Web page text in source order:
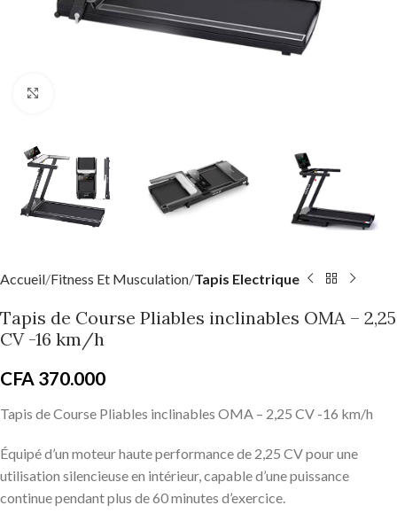
Accueil Fitness Et Musculation Tapis Electrique
Tapis de Course Pliables inclinables OMA – 2,25
CV -16 km/h
CFA 370.000
Tapis de Course Pliables inclinables OMA – 2,25 CV -16 km/h
Équipé d’un moteur haute performance de 2,25 CV pour une
utilisation silencieuse en intérieur, capable d’une puissance
continue pendant plus de 60 minutes d’exercice.